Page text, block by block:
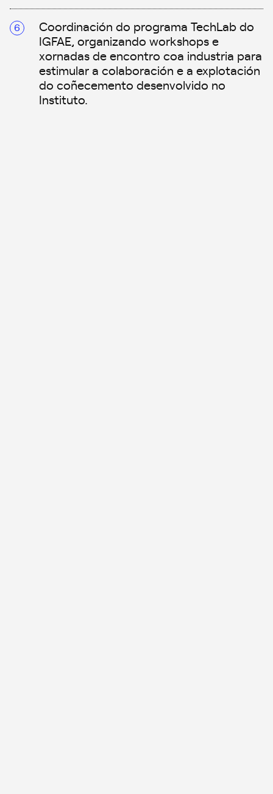
Coordinación do programa TechLab do
IGFAE, organizando workshops e
xornadas de encontro coa industria para
estimular a colaboración e a explotación
do coñecemento desenvolvido no
Instituto.